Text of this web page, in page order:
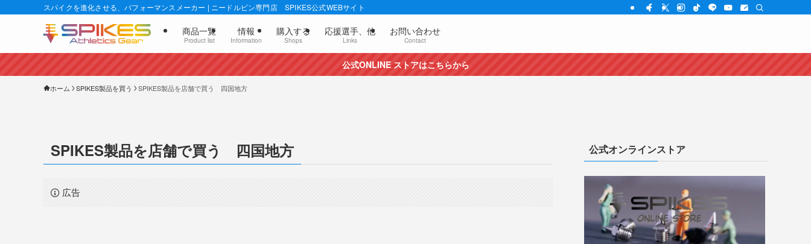
スパイクを進化させる、パフォーマンスメーカー | ニードルピン専門店 SPIKES公式WEBサイト
商品一覧
Product list
情報
Information
購入する
Shops
応援選手、他
Links
お問い合わせ
Contact
公式ONLINE ストアはこちらから
ホーム SPIKES製品を買う SPIKES製品を店舗で買う 四国地方
SPIKES製品を店舗で買う 四国地方
広告
公式オンラインストア